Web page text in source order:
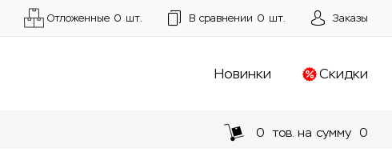
Отложенные 0 шт. В сравнении 0 шт. Заказы
Новинки Скидки
0 тов. на сумму 0